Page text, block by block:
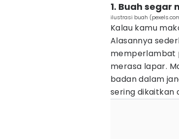
1. Buah
ilustrasi buah
Kalau kamu
Alasannya
memperlambat
merasa lapar.
badan dalam
sering dikaitkan